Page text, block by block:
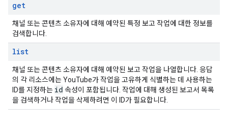
get
채널 또는 콘텐츠 소유자에 대해 예약된 특정 보고 작업에 대한 정보를
검색합니다.
list
채널 또는 콘텐츠 소유자에 대해 예약된 보고 작업을 나열합니다. 응답
의 각 리소스에는 YouTube가 작업을 고유하게 식별하는 데 사용하는
ID를 지정하는 id 속성이 포함됩니다. 작업에 대해 생성된 보고서 목록
을 검색하거나 작업을 삭제하려면 이 ID가 필요합니다.